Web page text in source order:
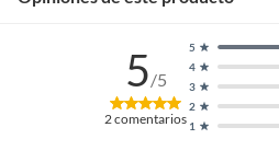
5/5
2comentarios 1
2
3
4
5